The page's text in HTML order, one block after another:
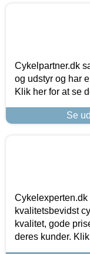
Cykelpartner.dk
og udstyr og har
Klik her for at se
Se
kvalitetsbevidst
kvalitet, gode
deres kunder.